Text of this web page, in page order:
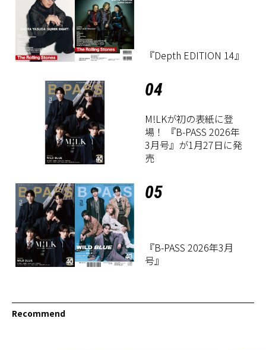
『Depth EDITION 14』
04
M!LKが初の表紙に登
場！ 『B-PASS 2026年
3月号』が1月27日に発
売
05
『B-PASS 2026年3月
号』
Recommend